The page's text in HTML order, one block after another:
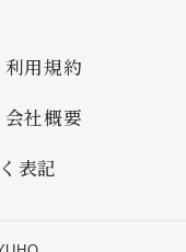
利用規約
会社概要
表記